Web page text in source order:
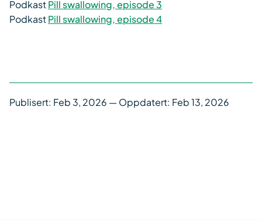
PodkastPill swallowing, episode 3
PodkastPill swallowing, episode 4
Publisert: Feb 3, 2026 — Oppdatert: Feb 13, 2026